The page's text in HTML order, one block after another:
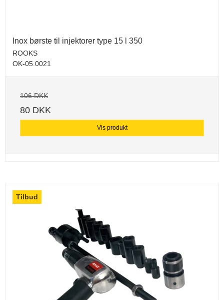
Inox børste til injektorer type 15 l 350
ROOKS
OK-05.0021
106 DKK
80 DKK
Vis produkt
Tilbud